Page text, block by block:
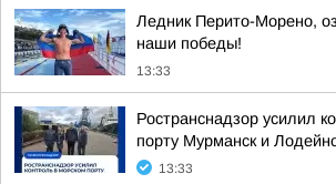
Ледник Перито-Морено,
наши победы!
13:33
Ространснадзор усилил
порту Мурманск и
13:33